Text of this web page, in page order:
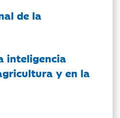
de la
inteligencia
y en la